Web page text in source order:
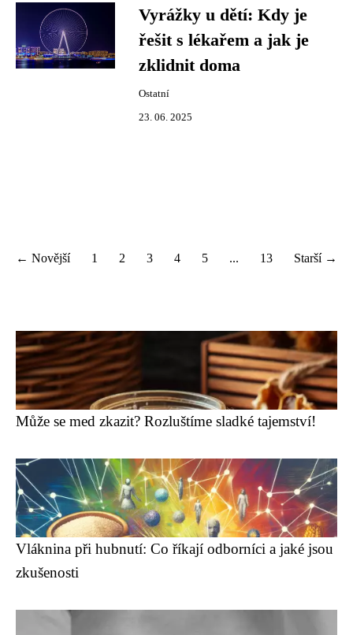
Vyrážky u dětí: Kdy je
řešit s lékařem a jak je
zklidnit doma
Ostatní
23. 06. 2025
← Novější 1 2 3 4 5 ... 13 Starší →
Může se med zkazit? Rozluštíme sladké tajemství!
Vláknina při hubnutí: Co říkají odborníci a jaké jsou
zkušenosti